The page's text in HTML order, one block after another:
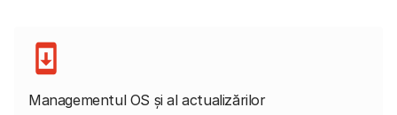
Managementul OS și al actualizărilor